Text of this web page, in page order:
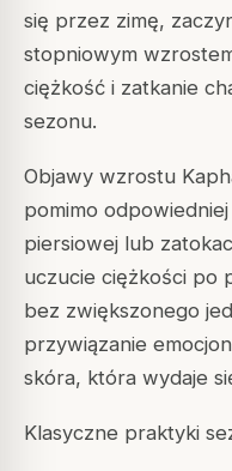
się przez zimę,
stopniowym
ciężkość i zatkanie
sezonu.
Objawy wzrostu
pomimo
piersiowej lub
uczucie ciężkości po
bez zwiększonego
przywiązanie
skóra, która wydaje
Klasyczne praktyki